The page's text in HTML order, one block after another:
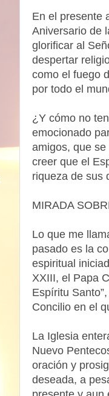
En el presente
Aniversario de
glorificar al
despertar
como el fuego
por todo el
¿Y cómo no
emocionado
amigos, que
creer que el
riqueza de sus
MIRADA
Lo que me
pasado es la
espiritual
XXIII, el Papa
Espíritu
Concilio en el
La Iglesia
Nuevo
oración y
deseada, a